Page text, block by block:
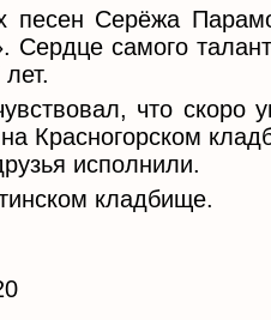
песен Серёжа
Сердце самого
что скоро
Красногорском
исполнили.
кладбище.